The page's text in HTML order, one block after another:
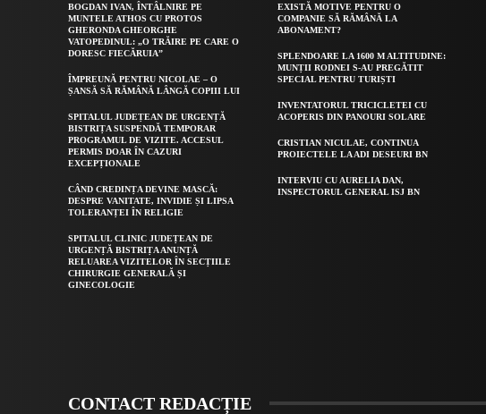
BOGDAN IVAN, ÎNTÂLNIRE PE
MUNTELE ATHOS CU PROTOS
GHERONDA GHEORGHE
VATOPEDINUL: „O TRĂIRE PE CARE O
DORESC FIECĂRUIA”
ÎMPREUNĂ PENTRU NICOLAE – O
ȘANSĂ SĂ RĂMÂNĂ LÂNGĂ COPIII LUI
SPITALUL JUDEȚEAN DE URGENȚĂ
BISTRIȚA SUSPENDĂ TEMPORAR
PROGRAMUL DE VIZITE. ACCESUL
PERMIS DOAR ÎN CAZURI
EXCEPȚIONALE
CÂND CREDINȚA DEVINE MASCĂ:
DESPRE VANITATE, INVIDIE ȘI LIPSA
TOLERANȚEI ÎN RELIGIE
SPITALUL CLINIC JUDEȚEAN DE
URGENȚĂ BISTRIȚA ANUNȚĂ
RELUAREA VIZITELOR ÎN SECȚIILE
CHIRURGIE GENERALĂ ȘI
GINECOLOGIE
EXISTĂ MOTIVE PENTRU O
COMPANIE SĂ RĂMÂNĂ LA
ABONAMENT?
SPLENDOARE LA 1600 M ALTITUDINE:
MUNȚII RODNEI S-AU PREGĂTIT
SPECIAL PENTRU TURIȘTI
INVENTATORUL TRICICLETEI CU
ACOPERIS DIN PANOURI SOLARE
CRISTIAN NICULAE, CONTINUA
PROIECTELE LA ADI DESEURI BN
INTERVIU CU AURELIA DAN,
INSPECTORUL GENERAL ISJ BN
CONTACT REDACȚIE